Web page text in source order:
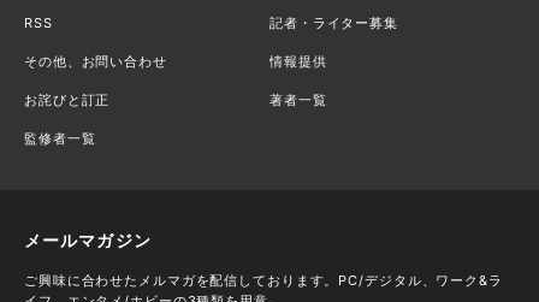
RSS 記者・ライター募集
その他、お問い合わせ 情報提供
お詫びと訂正 著者一覧
監修者一覧
メールマガジン
ご興味に合わせたメルマガを配信しております。PC/デジタル、ワーク&ラ